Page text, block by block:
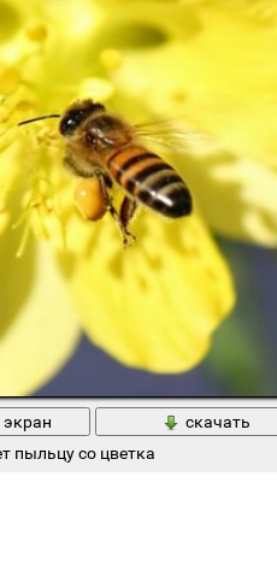
экран
скачать
пыльцу со цветка